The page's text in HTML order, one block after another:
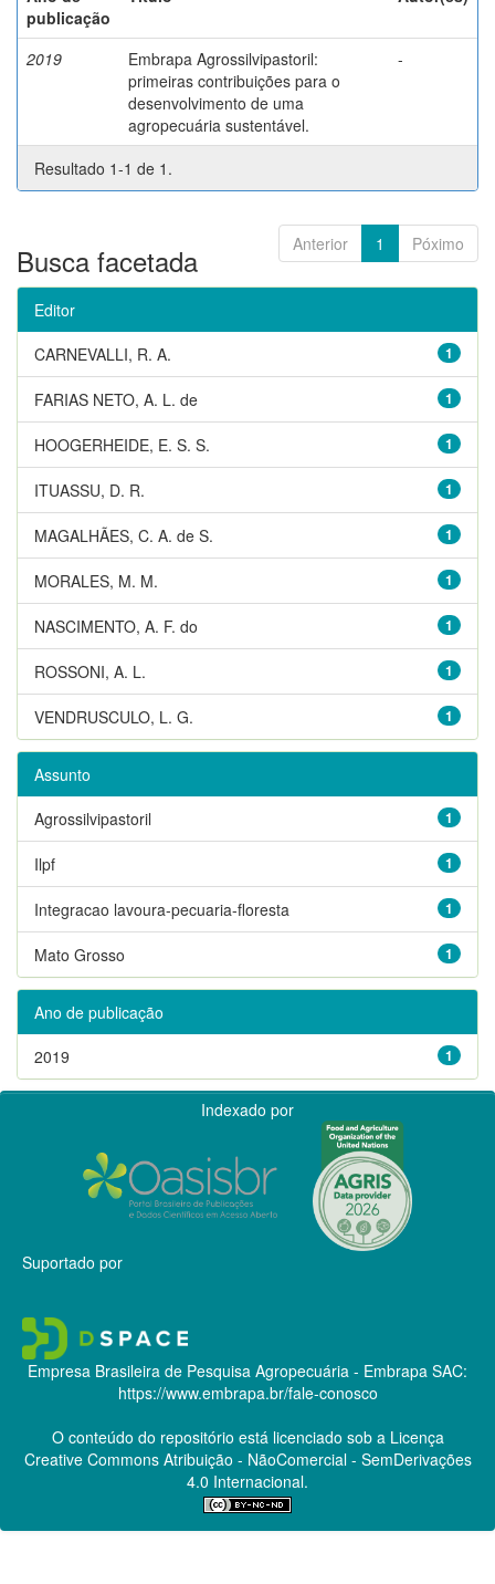
publicação
2019
Embrapa Agrossilvipastoril:
primeiras contribuições para o
desenvolvimento de uma
agropecuária sustentável.
-
Resultado 1-1 de 1.
Anterior 1 Póximo
Busca facetada
Editor
1
CARNEVALLI, R. A.
1
FARIAS NETO, A. L. de
1
HOOGERHEIDE, E. S. S.
1
ITUASSU, D. R.
1
MAGALHÃES, C. A. de S.
1
MORALES, M. M.
1
NASCIMENTO, A. F. do
1
ROSSONI, A. L.
1
VENDRUSCULO, L. G.
Assunto
1
Agrossilvipastoril
1
Ilpf
1
Integracao lavoura-pecuaria-floresta
1
Mato Grosso
Ano de publicação
1
2019
Indexado por
Suportado por
Empresa Brasileira de Pesquisa Agropecuária - Embrapa SAC:
https://www.embrapa.br/fale-conosco
O conteúdo do repositório está licenciado sob a Licença
Creative CommonsAtribuição - NãoComercial - SemDerivações
4.0 Internacional.